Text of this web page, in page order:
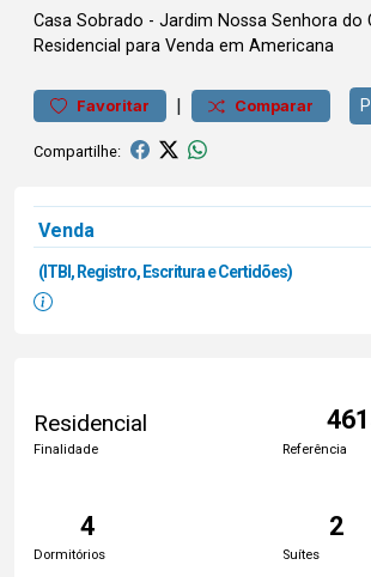
Casa Sobrado - Jardim Nossa Senhora do
Residencial para Venda em Americana
Favoritar | Comparar
Compartilhe:
Venda
(ITBI, Registro, Escritura e Certidões)
Residencial
Finalidade Referência
4
Dormitórios
2
Suítes